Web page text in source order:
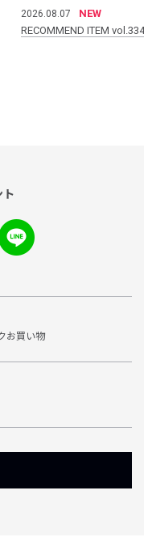
2026.08.07
NEW
RECOMMEND ITEM vol.334
ト
お買い物